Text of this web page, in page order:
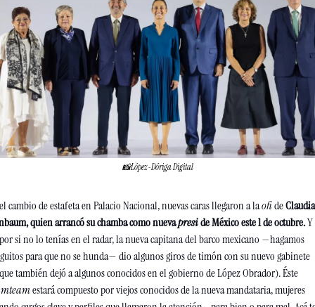
📸López-Dóriga Digital
cambio de estafeta en Palacio Nacional, nuevas caras llegaron a la ofi de Claudia
quien arrancó su chamba como nueva presi de México este 1 de octubre. Y
si no lo tenías en el radar, la nueva capitana del barco mexicano —hagamos
para que no se hunda— dio algunos giros de timón con su nuevo gabinete
(aunque también dejó a algunos conocidos en el gobierno de López Obrador). Éste
estará compuesto por viejos conocidos de la nueva mandataria, mujeres